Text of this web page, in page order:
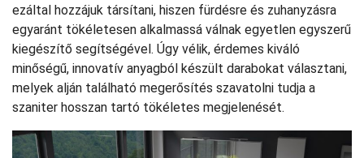
ezáltal hozzájuk társítani, hiszen fürdésre és zuhanyzásra
egyaránt tökéletesen alkalmassá válnak egyetlen egyszerű
kiegészítő segítségével. Úgy vélik, érdemes kiváló
minőségű, innovatív anyagból készült darabokat választani,
melyek alján található megerősítés szavatolni tudja a
szaniter hosszan tartó tökéletes megjelenését.